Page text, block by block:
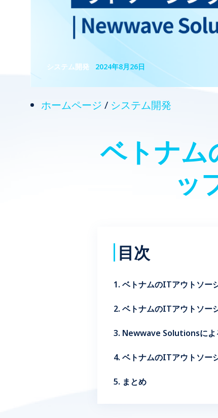
システム開発 2024年8月26日
ホームページ / システム開発
ベトナム
ッ
目次
1. ベトナムのITアウトソー
2. ベトナムのITアウトソ
3. Newwave Solutionsによ
4. ベトナムのITアウトソー
5. まとめ